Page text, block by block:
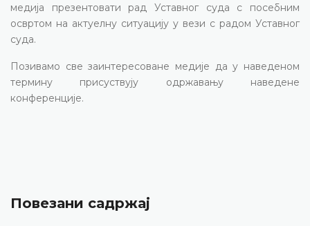
медија презентовати рад Уставног суда с посебним
освртом на актуелну ситуацију у вези с радом Уставног
суда.
Позивамо све заинтересоване медије да у наведеном
термину присуствују одржавању наведене
конференције.
Повезани садржај